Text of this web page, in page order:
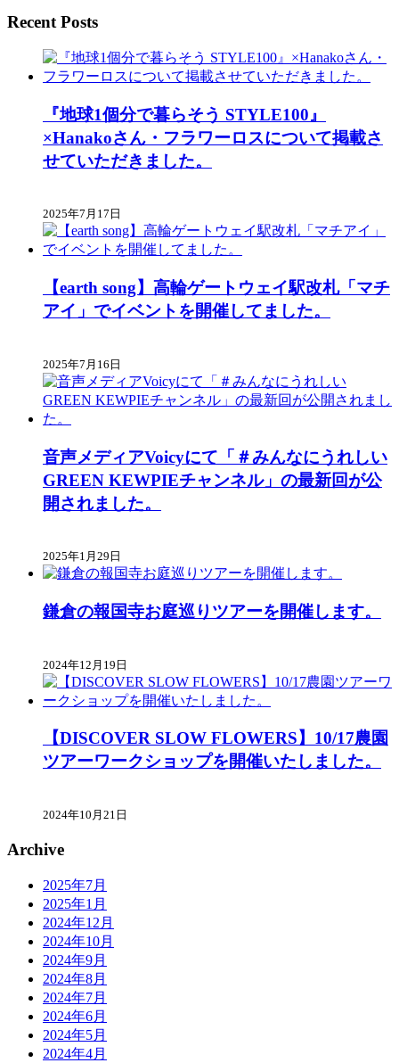
Recent Posts
『地球1個分で暮らそう STYLE100』
×Hanakoさん・フラワーロスについて掲載さ
せていただきました。
2025年7月17日
【earth song】高輪ゲートウェイ駅改札「マチ
アイ」でイベントを開催してました。
2025年7月16日
音声メディアVoicyにて「＃みんなにうれしい
GREEN KEWPIEチャンネル」の最新回が公
開されました。
2025年1月29日
鎌倉の報国寺お庭巡りツアーを開催します。
2024年12月19日
【DISCOVER SLOW FLOWERS】10/17農園
ツアーワークショップを開催いたしました。
2024年10月21日
Archive
2025年7月
2025年1月
2024年12月
2024年10月
2024年9月
2024年8月
2024年7月
2024年6月
2024年5月
2024年4月